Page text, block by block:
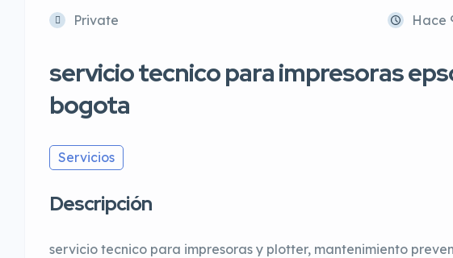
Private Hace
servicio tecnico para impresoras
bogota
Servicios
Descripción
servicio tecnico para impresoras y plotter, mantenimiento